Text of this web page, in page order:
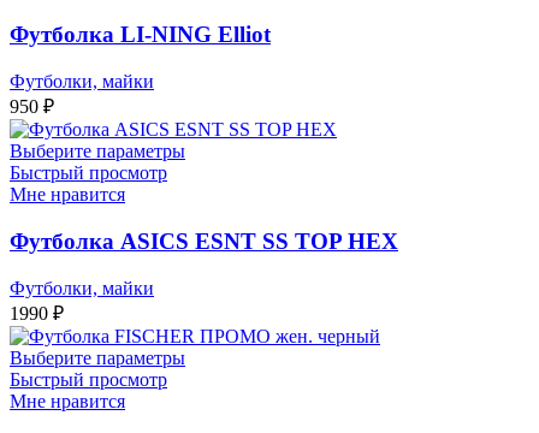
Футболка LI-NING Elliot
Футболки, майки
950 ₽
Выберите параметры
Быстрый просмотр
Мне нравится
Футболка ASICS ESNT SS TOP HEX
Футболки, майки
1990 ₽
Выберите параметры
Быстрый просмотр
Мне нравится